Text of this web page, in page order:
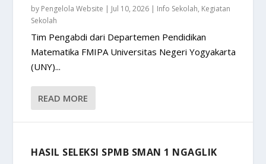
by Pengelola Website | Jul 10, 2026 | Info Sekolah, Kegiatan
Sekolah
Tim Pengabdi dari Departemen Pendidikan
Matematika FMIPA Universitas Negeri Yogyakarta
(UNY)...
READ MORE
HASIL SELEKSI SPMB SMAN 1 NGAGLIK